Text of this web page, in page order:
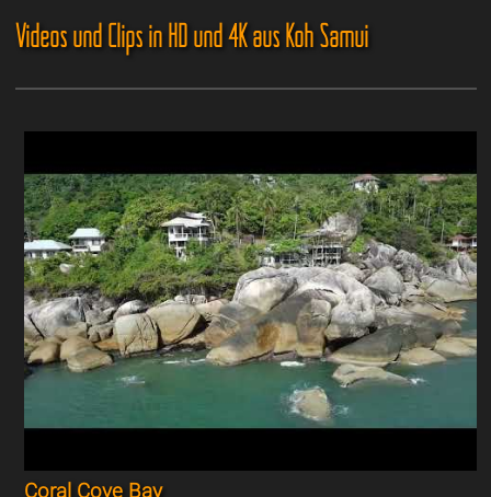
Videos und Clips in HD und 4K aus Koh Samui
Coral Cove Bay